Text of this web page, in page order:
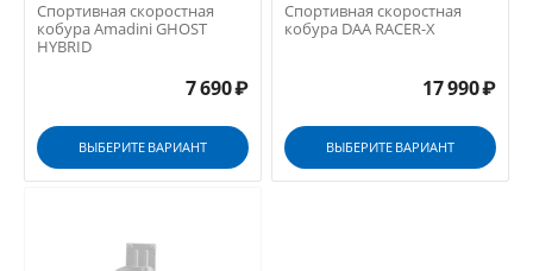
Спортивная скоростная
кобура Amadini GHOST
HYBRID
7 690₽
ВЫБЕРИТЕ ВАРИАНТ
Спортивная скоростная
кобура DAA RACER-X
17 990₽
ВЫБЕРИТЕ ВАРИАНТ